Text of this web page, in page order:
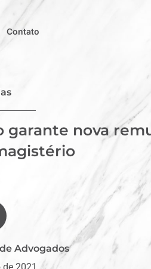
Contato
garante nova
Advogados
2021